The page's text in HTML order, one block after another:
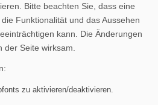
Bitte beachten Sie, dass eine
Funktionalität und das Aussehen
kann. Die Änderungen
Seite wirksam.
zu aktivieren/deaktivieren.